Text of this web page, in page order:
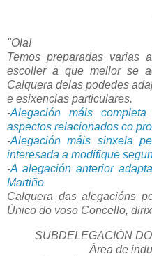
"Ola!
Temos preparadas varias
escoller a que mellor se
Calquera delas podedes
e esixencias particulares.
-Alegación máis
aspectos relacionados co
-Alegación máis sinxela
interesada a modifique
-A alegación anterior
Martiño
Calquera das alegacións
Único do voso Concello,
SUBDELEGACIÓN
Área de